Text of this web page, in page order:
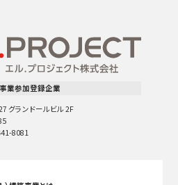
業参加登録企業
グランドールビル 2F
8081